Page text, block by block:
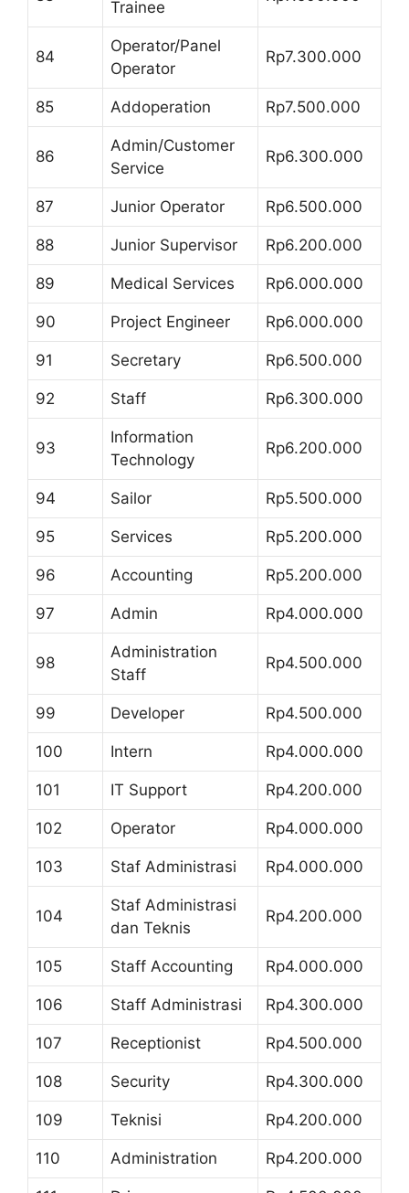
Trainee
84
Operator/Panel
Operator
Rp7.300.000
85 Addoperation Rp7.500.000
86
Admin/Customer
Service
Rp6.300.000
87 Junior Operator Rp6.500.000
88 Junior Supervisor Rp6.200.000
89 Medical Services Rp6.000.000
90 Project Engineer Rp6.000.000
91 Secretary Rp6.500.000
92 Staff Rp6.300.000
93
Information
Technology
Rp6.200.000
94 Sailor Rp5.500.000
95 Services Rp5.200.000
96 Accounting Rp5.200.000
97 Admin Rp4.000.000
98
Administration
Staff
Rp4.500.000
99 Developer Rp4.500.000
100 Intern Rp4.000.000
101 IT Support Rp4.200.000
102 Operator Rp4.000.000
103 Staf Administrasi Rp4.000.000
104
Staf Administrasi
dan Teknis
Rp4.200.000
105 Staff Accounting Rp4.000.000
106 Staff Administrasi Rp4.300.000
107 Receptionist Rp4.500.000
108 Security Rp4.300.000
109 Teknisi Rp4.200.000
110 Administration Rp4.200.000